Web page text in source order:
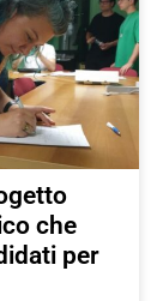
che
per